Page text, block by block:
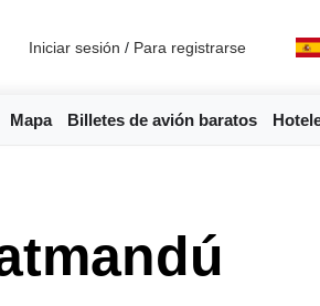
Iniciar sesión / Para registrarse
Mapa Billetes de avión baratos